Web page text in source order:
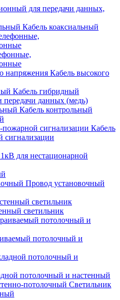
для передачи данных,
Кабель коаксиальный
Кабель высокого
Кабель гибридный
передачи данных (медь)
Кабель контрольный
Кабель
сигнализации
для нестационарной
Провод установочный
светильник
потолочный и
потолочный и настенный
Светильник